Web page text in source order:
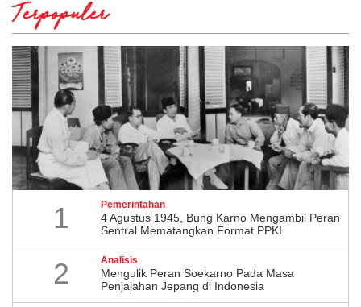
Terpopuler
1 Pemerintahan
4 Agustus 1945, Bung Karno Mengambil Peran
Sentral Mematangkan Format PPKI
2 Analisis
Mengulik Peran Soekarno Pada Masa
Penjajahan Jepang di Indonesia